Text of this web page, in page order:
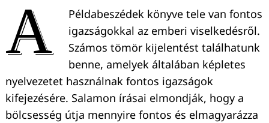
A
Példabeszédek könyve tele van fontos
igazságokkal az emberi viselkedésről.
Számos tömör kijelentést találhatunk
benne, amelyek általában képletes
nyelvezetet használnak fontos igazságok
kifejezésére. Salamon írásai elmondják, hogy a
bölcsesség útja mennyire fontos és elmagyarázza